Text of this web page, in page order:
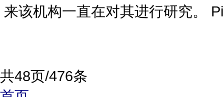
来该机构一直在对其进行研究。
共48页/476条